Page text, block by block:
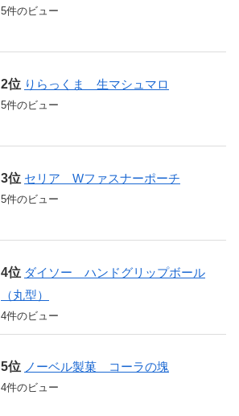
5件のビュー
りらっくま 生マシュマロ
5件のビュー
セリア Wファスナーポーチ
5件のビュー
ダイソー ハンドグリップボール
（丸型）
4件のビュー
ノーベル製菓 コーラの塊
4件のビュー